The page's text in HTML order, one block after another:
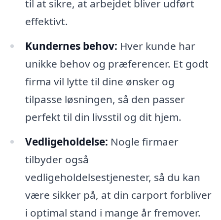
til at sikre, at arbejdet bliver udført
effektivt.
Kundernes behov: Hver kunde har
unikke behov og præferencer. Et godt
firma vil lytte til dine ønsker og
tilpasse løsningen, så den passer
perfekt til din livsstil og dit hjem.
Vedligeholdelse: Nogle firmaer
tilbyder også
vedligeholdelsestjenester, så du kan
være sikker på, at din carport forbliver
i optimal stand i mange år fremover.